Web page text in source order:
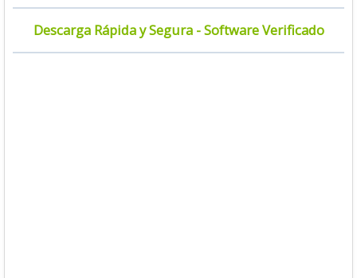
Descarga Rápida y Segura - Software Verificado